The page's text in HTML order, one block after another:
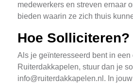
medewerkers en streven ernaar
bieden waarin ze zich thuis
Hoe Solliciteren?
Als je geïnteresseerd bent in een
Ruiterdakkapelen, stuur dan je
info@ruiterdakkapelen.nl . In